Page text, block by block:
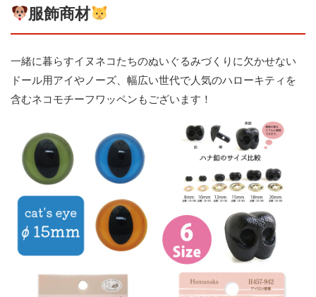
服飾商材
一緒に暮らすイヌネコたちのぬいぐるみづくりに欠かせない
ドール用アイやノーズ、幅広い世代で人気のハローキティを
含むネコモチーフワッペンもございます！